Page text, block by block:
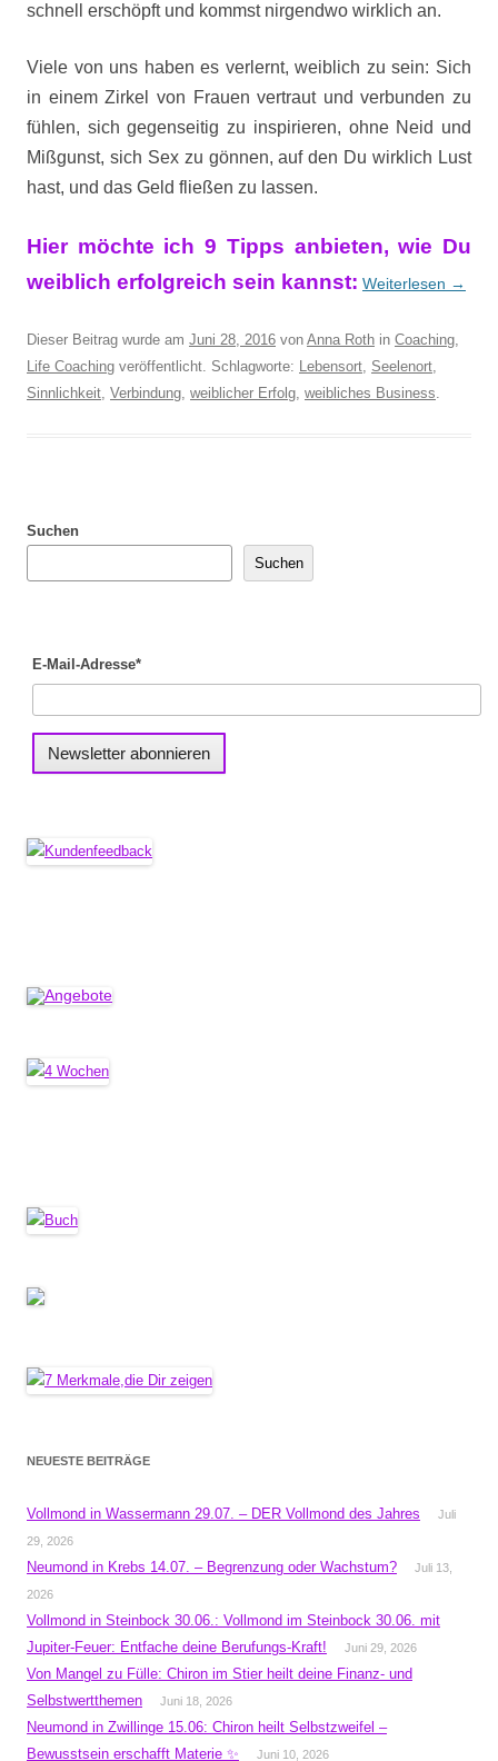
schnell erschöpft und kommst nirgendwo wirklich an.
Viele von uns haben es verlernt, weiblich zu sein: Sich
in einem Zirkel von Frauen vertraut und verbunden zu
fühlen, sich gegenseitig zu inspirieren, ohne Neid und
Mißgunst, sich Sex zu gönnen, auf den Du wirklich Lust
hast, und das Geld fließen zu lassen.
Hier möchte ich 9 Tipps anbieten, wie Du
weiblich erfolgreich sein kannst: Weiterlesen →
Dieser Beitrag wurde am Juni 28, 2016 von Anna Roth in Coaching,
Life Coaching veröffentlicht. Schlagworte: Lebensort, Seelenort,
Sinnlichkeit, Verbindung, weiblicher Erfolg, weibliches Business.
Suchen
Suchen
E-Mail-Adresse*
NEUESTE BEITRÄGE
Vollmond in Wassermann 29.07. – DER Vollmond des Jahres
Juli
29, 2026
Neumond in Krebs 14.07. – Begrenzung oder Wachstum?
Juli 13,
2026
Vollmond in Steinbock 30.06.: Vollmond im Steinbock 30.06. mit
Jupiter-Feuer: Entfache deine Berufungs-Kraft!
Juni 29, 2026
Von Mangel zu Fülle: Chiron im Stier heilt deine Finanz- und
Selbstwertthemen
Juni 18, 2026
Neumond in Zwillinge 15.06: Chiron heilt Selbstzweifel –
Bewusstsein erschafft Materie ✨
Juni 10, 2026